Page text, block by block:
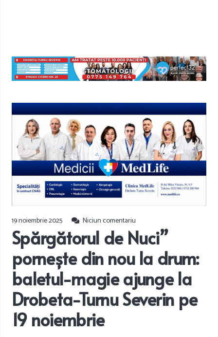
19 noiembrie 2025 Niciun comentariu
Spărgătorul de Nuci”
pornește din nou la drum:
baletul-magie ajunge la
Drobeta-Turnu Severin pe
19 noiembrie